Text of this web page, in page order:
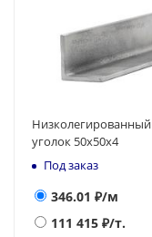
Низколегированный
уголок 50х50х4
Под заказ
346.01 ₽/м
111 415 ₽/т.